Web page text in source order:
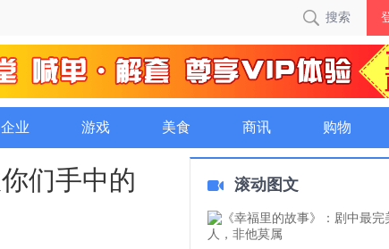
搜索
企业 游戏 美食 商讯 购物
们手中的
滚动图文